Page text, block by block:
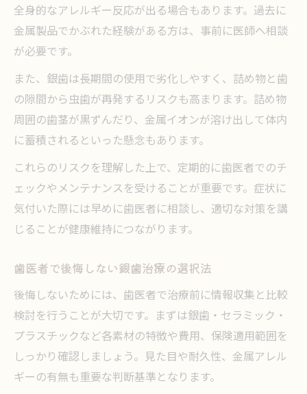
全身的なアレルギー反応が出る場合もあります。過去に
金属製品でかぶれた経験がある方は、事前に医師へ相談
が必要です。
また、銀歯は長期間の使用で劣化しやすく、詰め物と歯
の隙間から虫歯が再発するリスクも高まります。詰め物
周囲の歯茎が黒ずんだり、金属イオンが溶け出して体内
に蓄積されるといった懸念もあります。
これらのリスクを理解した上で、定期的に歯医者でのチ
ェックやメンテナンスを受けることが重要です。症状に
気付いた際には早めに歯医者に相談し、適切な対策を講
じることが健康維持につながります。
歯医者で後悔しない銀歯治療の選択法
後悔しないためには、歯医者で治療前に情報収集と比較
検討を行うことが大切です。まずは銀歯・セラミック・
プラスチックなど各素材の特徴や費用、保険適用範囲を
しっかり確認しましょう。見た目や耐久性、金属アレル
ギーの有無も重要な判断基準となります。